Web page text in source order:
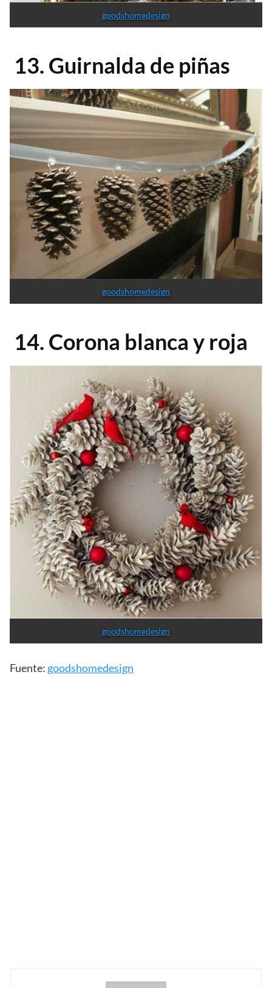
goodshomedesign
13. Guirnalda de piñas
goodshomedesign
14. Corona blanca y roja
goodshomedesign
Fuente: goodshomedesign